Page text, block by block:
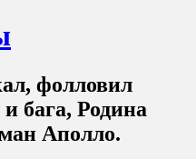
фолловил
бага, Родина
Аполло.